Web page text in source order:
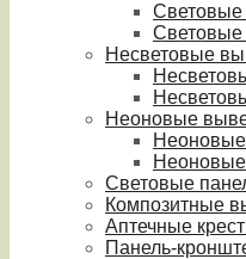
Световые
Световые
Несветовые
Неоновые
Неоновые
Световые
Композитные
Аптечные
Панель-